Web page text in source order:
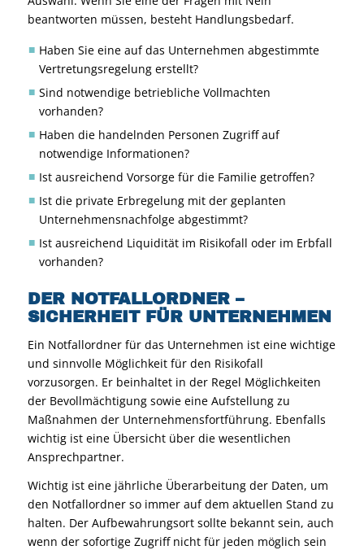
beantworten müssen, besteht Handlungsbedarf.
Haben Sie eine auf das Unternehmen abgestimmte
Vertretungsregelung erstellt?
Sind notwendige betriebliche Vollmachten
vorhanden?
Haben die handelnden Personen Zugriff auf
notwendige Informationen?
Ist ausreichend Vorsorge für die Familie getroffen?
Ist die private Erbregelung mit der geplanten
Unternehmensnachfolge abgestimmt?
Ist ausreichend Liquidität im Risikofall oder im Erbfall
vorhanden?
DER NOTFALLORDNER –
SICHERHEIT FÜR UNTERNEHMEN
Ein Notfallordner für das Unternehmen ist eine wichtige
und sinnvolle Möglichkeit für den Risikofall
vorzusorgen. Er beinhaltet in der Regel Möglichkeiten
der Bevollmächtigung sowie eine Aufstellung zu
Maßnahmen der Unternehmensfortführung. Ebenfalls
wichtig ist eine Übersicht über die wesentlichen
Ansprechpartner.
Wichtig ist eine jährliche Überarbeitung der Daten, um
den Notfallordner so immer auf dem aktuellen Stand zu
halten. Der Aufbewahrungsort sollte bekannt sein, auch
wenn der sofortige Zugriff nicht für jeden möglich sein